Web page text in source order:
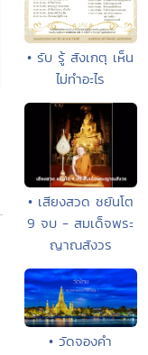
• รับ รู้ สังเกตุ เห็น
ไม่ทำอะไร
• เสียงสวด ชยันโต
9 จบ - สมเด็จพระ
ญาณสังวร
• วัดจองคำ